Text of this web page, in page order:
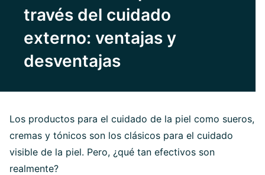
través del cuidado
externo: ventajas y
desventajas
Los productos para el cuidado de la piel como sueros,
cremas y tónicos son los clásicos para el cuidado
visible de la piel. Pero, ¿qué tan efectivos son
realmente?